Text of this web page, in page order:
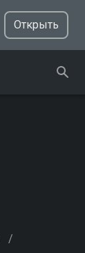
Открыть
/